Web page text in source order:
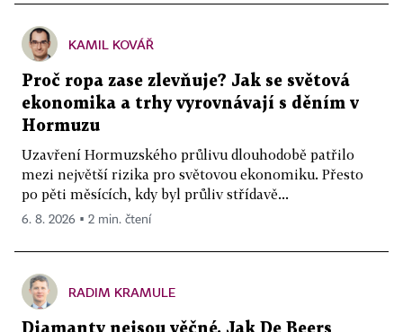
KAMIL KOVÁŘ
Proč ropa zase zlevňuje? Jak se světová
ekonomika a trhy vyrovnávají s děním v
Hormuzu
Uzavření Hormuzského průlivu dlouhodobě patřilo
mezi největší rizika pro světovou ekonomiku. Přesto
po pěti měsících, kdy byl průliv střídavě...
6. 8. 2026 ▪ 2 min. čtení
RADIM KRAMULE
Diamanty nejsou věčné. Jak De Beers